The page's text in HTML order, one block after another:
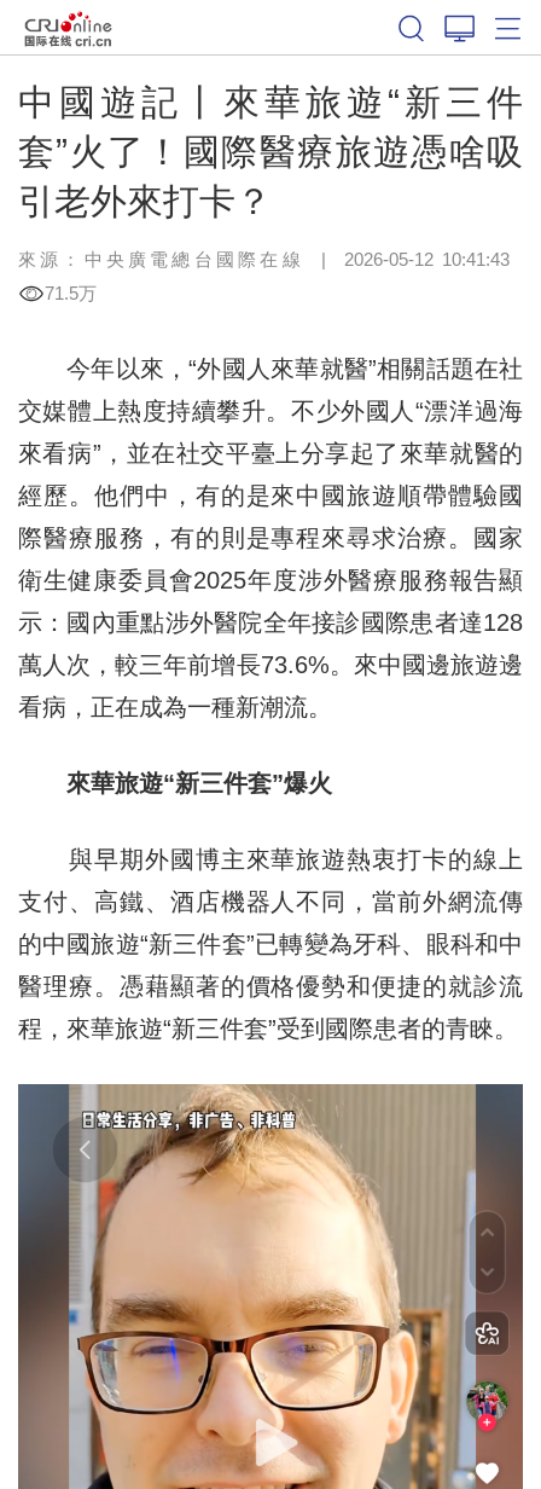
中國遊記丨來華旅遊“新三件
套”火了！國際醫療旅遊憑啥吸
引老外來打卡？
來源：中央廣電總台國際在線 | 2026-05-12 10:41:43
71.5万
今年以來，“外國人來華就醫”相關話題在社
交媒體上熱度持續攀升。不少外國人“漂洋過海
來看病”，並在社交平臺上分享起了來華就醫的
經歷。他們中，有的是來中國旅遊順帶體驗國
際醫療服務，有的則是專程來尋求治療。國家
衛生健康委員會2025年度涉外醫療服務報告顯
示：國內重點涉外醫院全年接診國際患者達128
萬人次，較三年前增長73.6%。來中國邊旅遊邊
看病，正在成為一種新潮流。
來華旅遊“新三件套”爆火
與早期外國博主來華旅遊熱衷打卡的線上
支付、高鐵、酒店機器人不同，當前外網流傳
的中國旅遊“新三件套”已轉變為牙科、眼科和中
醫理療。憑藉顯著的價格優勢和便捷的就診流
程，來華旅遊“新三件套”受到國際患者的青睞。